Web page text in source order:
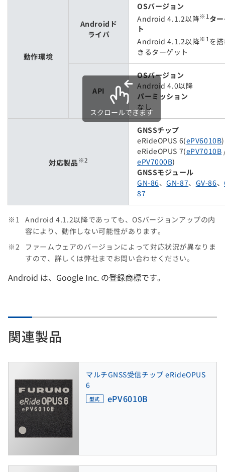
動作環境
Androidド
ライバ
OSバージョン
Android 4.1.2以降※1 タ
ト
Android 4.1.2以降※1 を
きるターゲット
API
OSバージョン
Android 4.0以降
パーミッション
なし
対応製品※2
GNSSチップ
eRideOPUS 6(ePV6010B)
eRideOPUS 7(ePV7010B
ePV7000B)
GNSSモジュール
GN-86、GN-87、 GV-86、
87
スクロールできます
Android 4.1.2以降であっても、OSバージョンアップの内
容により、動作しない可能性があります。
ファームウェアのバージョンによって対応状況が異なりま
すので、詳しくは弊社までお問い合わせください。
Android は、Google Inc. の登録商標です。
関連製品
マルチGNSS受信チップ eRideOPUS
6
型式 ePV6010B